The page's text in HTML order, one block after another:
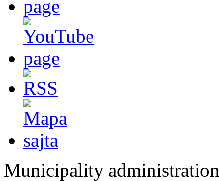
Municipality